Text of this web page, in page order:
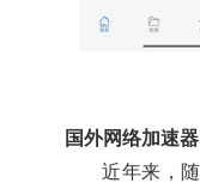
国外网络加速器
近年来，随